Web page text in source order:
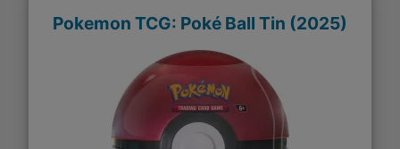
Pokemon TCG: Poké Ball Tin (2025)